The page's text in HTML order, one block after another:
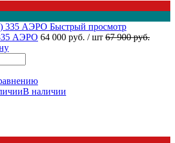
Быстрый просмотр
АЭРО 64 000 руб. / шт 67 900 руб.
В наличии